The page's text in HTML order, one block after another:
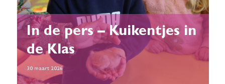
In de pers – Kuikentjes in
de Klas
30 maart 2026